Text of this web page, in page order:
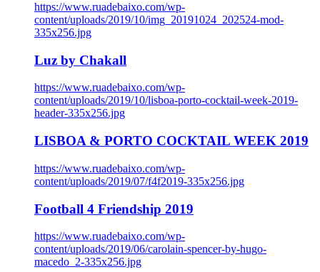
https://www.ruadebaixo.com/wp-
content/uploads/2019/10/img_20191024_202524-mod-
335x256.jpg
Luz by Chakall
https://www.ruadebaixo.com/wp-
content/uploads/2019/10/lisboa-porto-cocktail-week-2019-
header-335x256.jpg
LISBOA & PORTO COCKTAIL WEEK 2019
https://www.ruadebaixo.com/wp-
content/uploads/2019/07/f4f2019-335x256.jpg
Football 4 Friendship 2019
https://www.ruadebaixo.com/wp-
content/uploads/2019/06/carolain-spencer-by-hugo-
macedo_2-335x256.jpg